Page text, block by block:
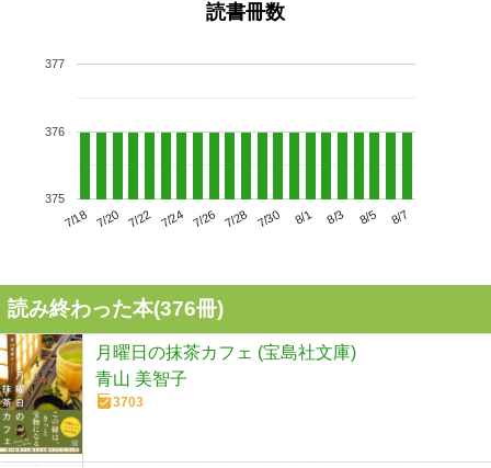
読書冊数
7/18 7/20 7/22 7/24 7/26 7/28 7/30 8/1 8/3 8/5 8/7
375
376
377
読み終わった本(376冊)
月曜日の抹茶カフェ (宝島社文庫)
青山 美智子
3703